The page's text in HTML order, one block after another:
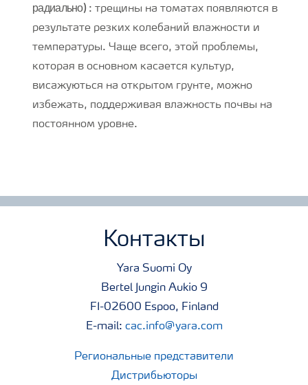
радиально): трещины на томатах появляются в
результате резких колебаний влажности и
температуры. Чаще всего, этой проблемы,
которая в основном касается культур,
висажуються на открытом грунте, можно
избежать, поддерживая влажность почвы на
постоянном уровне.
Контакты
Yara Suomi Oy
Bertel Jungin Aukio 9
FI-02600 Espoo, Finland
E-mail: cac.info@yara.com
Региональные представители
Дистрибьюторы